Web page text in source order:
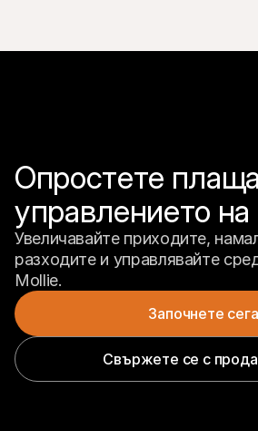
Опростете
управлението на
Увеличавайте приходите,
разходите и управлявайте
Mollie.
Започнете сега
Свържете се с